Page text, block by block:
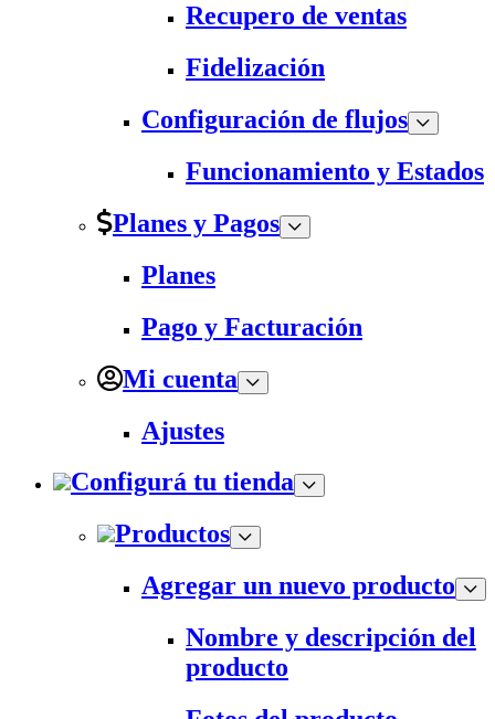
Recupero de ventas
Fidelización
Configuración de flujos
Funcionamiento y Estados
Planes y Pagos
Planes
Pago y Facturación
Mi cuenta
Ajustes
Configurá tu tienda
Productos
Agregar un nuevo producto
Nombre y descripción del
producto